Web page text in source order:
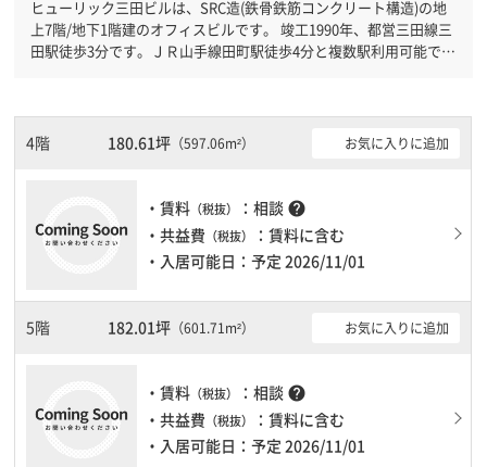
ヒューリック三田ビルは、SRC造(鉄骨鉄筋コンクリート構造)の地
上7階/地下1階建のオフィスビルです。 竣工1990年、都営三田線三
田駅徒歩3分です。ＪＲ山手線田町駅徒歩4分と複数駅利用可能で
ている方にオススメです。土日・祝日も利用可能になりますので自
由に出入りが出来ます。駐車場完備なので、車の必要なお客様には
4階 180.61坪 （597.06m²） お気に入りに追加
・賃料 （税抜） ：相談 help
・共益費 （税抜）
：賃料に含む
・入居可能日：予定 2026/11/01
5階 182.01坪 （601.71m²） お気に入りに追加
・賃料 （税抜） ：相談 help
・共益費 （税抜）
：賃料に含む
・入居可能日：予定 2026/11/01